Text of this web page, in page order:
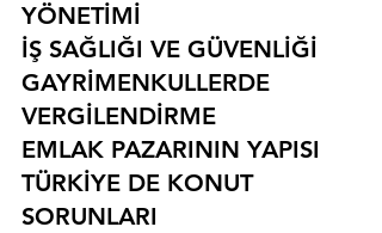
YÖNETİMİ
İŞ SAĞLIĞI VE GÜVENLİĞİ
GAYRİMENKULLERDE
VERGİLENDİRME
EMLAK PAZARININ YAPISI
TÜRKİYE DE KONUT
SORUNLARI